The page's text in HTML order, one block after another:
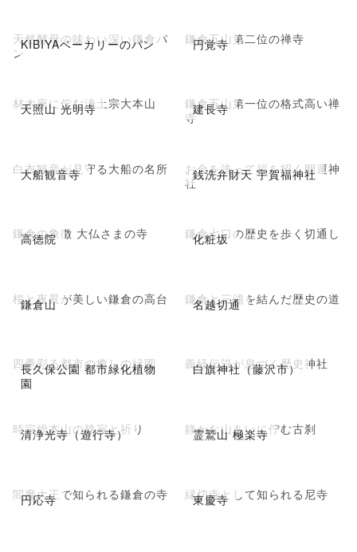
KIBIYAベーカリーのパン
天然酵母の味わい深い鎌倉パ
ン
円覚寺
鎌倉五山第二位の禅寺
天照山 光明寺
材木座に佇む浄土宗大本山 建長寺
鎌倉五山第一位の格式高い禅
寺
大船観音寺
白衣観音が見守る大船の名所 銭洗弁財天 宇賀福神社
お金を洗って福を招く開運神
社
高徳院
鎌倉の象徴 大仏さまの寺 化粧坂
鎌倉七口の歴史を歩く切通し
鎌倉山
桜と夜景が美しい鎌倉の高台 名越切通
鎌倉と三浦を結んだ歴史の道
長久保公園 都市緑化植物
園
四季彩る都市の癒しの緑園 白旗神社（藤沢市）
義経伝説が息づく歴史神社
清浄光寺（遊行寺）
時宗総本山の静寂と祈り 霊鷲山 極楽寺
静かな山あいに佇む古刹
円応寺
閻魔大王で知られる鎌倉の寺 東慶寺
縁切寺として知られる尼寺